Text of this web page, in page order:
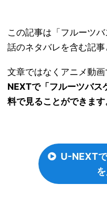
この記事は「フルーツ
話のネタバレを含む記事
文章ではなくアニメ動
NEXTで「フルーツバ
料で見ることができます
U-NEXT